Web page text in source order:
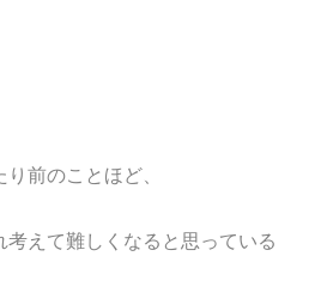
前のことほど、
考えて難しくなると思っている